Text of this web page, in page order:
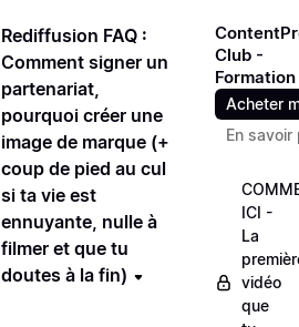
Rediffusion FAQ :
Comment signer un
partenariat,
pourquoi créer une
image de marque (+
coup de pied au cul
si ta vie est
ennuyante, nulle à
filmer et que tu
doutes à la fin)
Club -
Formation
Acheter
En savoir
ICI -
La
vidéo
que